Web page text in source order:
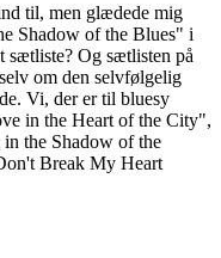
til, men glædede mig
Shadow of the Blues" i
sætliste? Og sætlisten på
om den selvfølgelig
Vi, der er til bluesy
in the Heart of the City",
the Shadow of the
Break My Heart